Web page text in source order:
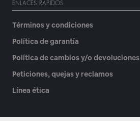
ENLACES RÁPIDOS
Términos y condiciones
Política de garantía
Política de cambios y/o devoluciones
Peticiones, quejas y reclamos
Línea ética